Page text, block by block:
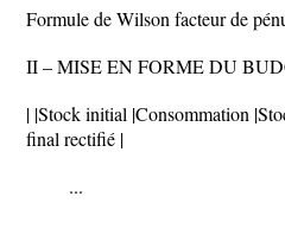
Formule de Wilson facteur de
II – MISE EN FORME DU
| |Stock initial |Consommation
final rectifié |
...